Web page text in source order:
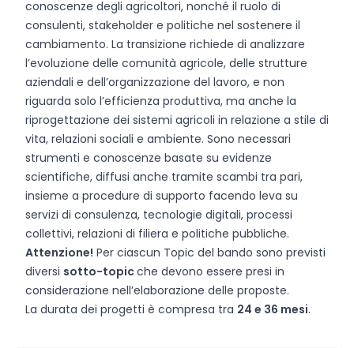
conoscenze degli agricoltori, nonché il ruolo di
consulenti, stakeholder e politiche nel sostenere il
cambiamento. La transizione richiede di analizzare
l’evoluzione delle comunità agricole, delle strutture
aziendali e dell’organizzazione del lavoro, e non
riguarda solo l’efficienza produttiva, ma anche la
riprogettazione dei sistemi agricoli in relazione a stile di
vita, relazioni sociali e ambiente. Sono necessari
strumenti e conoscenze basate su evidenze
scientifiche, diffusi anche tramite scambi tra pari,
insieme a procedure di supporto facendo leva su
servizi di consulenza, tecnologie digitali, processi
collettivi, relazioni di filiera e politiche pubbliche.
Attenzione! Per ciascun Topic del bando sono previsti
diversi sotto-topicche devono essere presi in
considerazione nell’elaborazione delle proposte.
La durata dei progetti è compresa tra 24 e 36 mesi.